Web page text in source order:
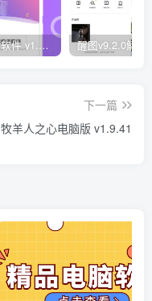
快视频制作软件 v1.1.1安卓版
下一篇
牧羊人之心电脑版 v1.9.41